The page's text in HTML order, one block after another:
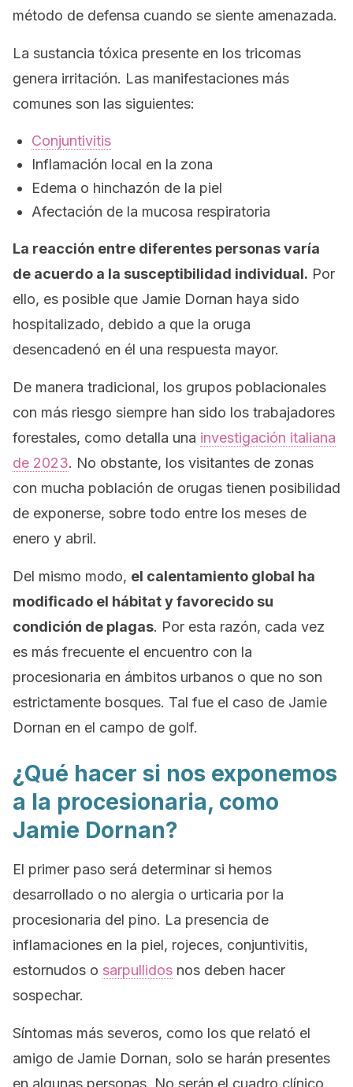
método de defensa cuando se siente amenazada.
La sustancia tóxica presente en los tricomas
genera irritación. Las manifestaciones más
comunes son las siguientes:
Conjuntivitis
Inflamación local en la zona
Edema o hinchazón de la piel
Afectación de la mucosa respiratoria
La reacción entre diferentes personas varía
de acuerdo a la susceptibilidad individual. Por
ello, es posible que Jamie Dornan haya sido
hospitalizado, debido a que la oruga
desencadenó en él una respuesta mayor.
De manera tradicional, los grupos poblacionales
con más riesgo siempre han sido los trabajadores
forestales, como detalla una investigación italiana
de 2023. No obstante, los visitantes de zonas
con mucha población de orugas tienen posibilidad
de exponerse, sobre todo entre los meses de
enero y abril.
Del mismo modo, el calentamiento global ha
modificado el hábitat y favorecido su
condición de plagas. Por esta razón, cada vez
es más frecuente el encuentro con la
procesionaria en ámbitos urbanos o que no son
estrictamente bosques. Tal fue el caso de Jamie
Dornan en el campo de golf.
¿Qué hacer si nos exponemos
a la procesionaria, como
Jamie Dornan?
El primer paso será determinar si hemos
desarrollado o no alergia o urticaria por la
procesionaria del pino. La presencia de
inflamaciones en la piel, rojeces, conjuntivitis,
estornudos o sarpullidos nos deben hacer
sospechar.
Síntomas más severos, como los que relató el
amigo de Jamie Dornan, solo se harán presentes
en algunas personas. No serán el cuadro clínico